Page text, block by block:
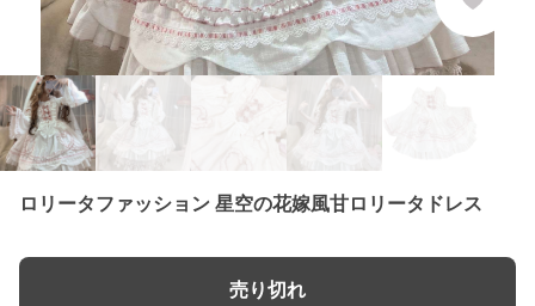
ロリータファッション 星空の花嫁風甘ロリータドレス
売り切れ